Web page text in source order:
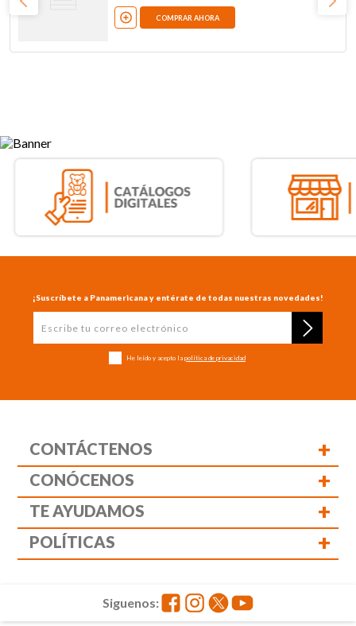
COMPRAR AHORA
¡Suscríbete a Panamericana y entérate de todas nuestras novedades!
He leído y acepto la política de privacidad
CONTÁCTENOS +
CONÓCENOS +
TE AYUDAMOS +
POLÍTICAS +
Siguenos: